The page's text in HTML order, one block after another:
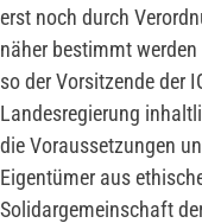
erst noch durch
näher bestimmt
so der Vorsitzende der
Landesregierung
die Voraussetzungen
Eigentümer aus
Solidargemeinschaft